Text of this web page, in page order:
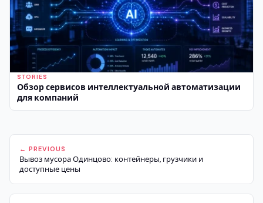
STORIES
Обзор сервисов интеллектуальной автоматизации
для компаний
← PREVIOUS
Вывоз мусора Одинцово: контейнеры, грузчики и
доступные цены